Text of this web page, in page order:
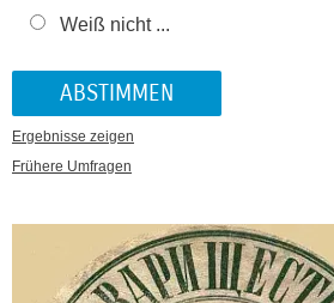
Weiß nicht ...
Ergebnisse zeigen
Frühere Umfragen